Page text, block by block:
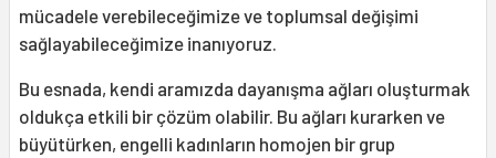
mücadele verebileceğimize ve toplumsal değişimi
sağlayabileceğimize inanıyoruz.
Bu esnada, kendi aramızda dayanışma ağları oluşturmak
oldukça etkili bir çözüm olabilir. Bu ağları kurarken ve
büyütürken, engelli kadınların homojen bir grup